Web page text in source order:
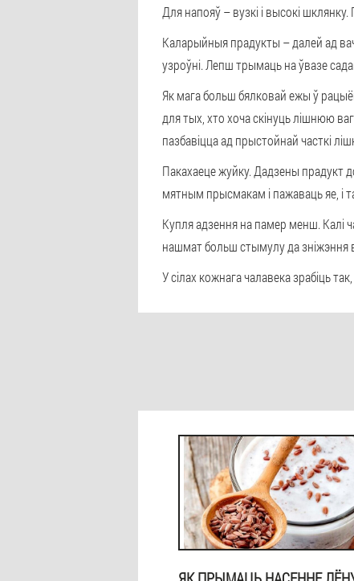
Для напояў – вузкі і высокі
Каларыйныя прадукты – далей ад
узроўні. Лепш трымаць на ўвазе
Як мага больш бялковай ежы ў
для тых, хто хоча скінуць лішнюю
пазбавіцца ад прыстойнай часткі
Пакахаеце жуйку. Дадзены прадукт
мятным прысмакам і пажаваць яе, і
Купля адзення на памер менш. Калі
нашмат больш стымулу да зніжэння
У сілах кожнага чалавека зрабіць